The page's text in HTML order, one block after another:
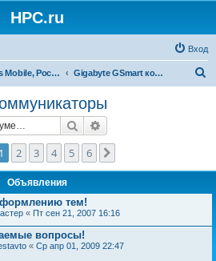
HPC.ru
Вход
Windows Mobile, Pocket PC, MS Smartphone Gigabyte GSmart коммуникаторы
Поиск
1 2 3 4 5 6
Объявления
тем!
« Пт сен 21, 2007 16:16
вопросы!
« Ср апр 01, 2009 22:47